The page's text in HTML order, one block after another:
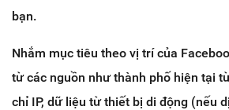
bạn.
Nhắm mục tiêu theo vị trí của
từ các nguồn như thành phố hiện tại
chỉ IP, dữ liệu từ thiết bị di động (nếu